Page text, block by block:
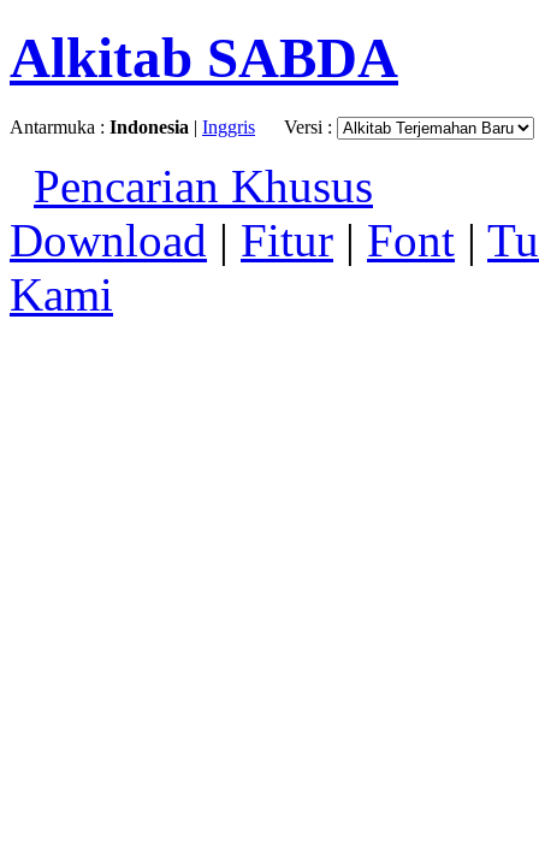
Alkitab SABDA
Antarmuka : Indonesia | Inggris Versi :
Pencarian Khusus
Download | Fitur | Font |
Kami